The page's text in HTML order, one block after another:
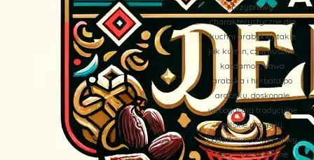
przyprawy
charakterystyczne dla
kuchni arabskiej, takie
jak kumin, czarnuszka,
kardamon, kawa
arabska i herbata po
arabsku, doskonale
wzbogacają tradycyjne
polskie przepisy.
Dodatkowo, oliwki, oliwy,
sery i faszerowane